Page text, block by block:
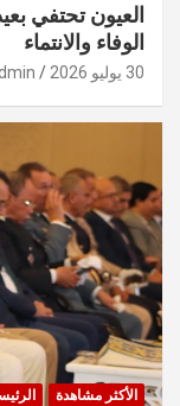
العيون تحتفي
الوفاء والانتماء
30 يوليو 2026
الأكثر مشاهدة